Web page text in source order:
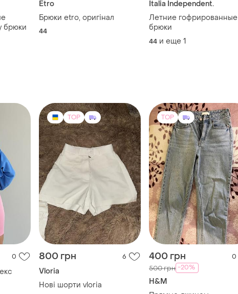
брюки
Etro
Брюки etro, оригінал
44
Italia Independent.
Летние гофрированные
брюки
44 и еще 1
0
TOP
800 грн 6
Vloria
Нові шорти vloria
TOP
400 грн 0
500 грн -20%
H&M